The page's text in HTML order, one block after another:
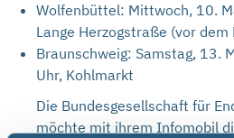
Wolfenbüttel: Mittwoch, 10.
Lange Herzogstraße (vor dem
Braunschweig: Samstag, 13.
Uhr, Kohlmarkt
Die Bundesgesellschaft für
möchte mit ihrem Infomobil